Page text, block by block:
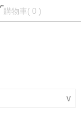
購物車( 0 )
∨